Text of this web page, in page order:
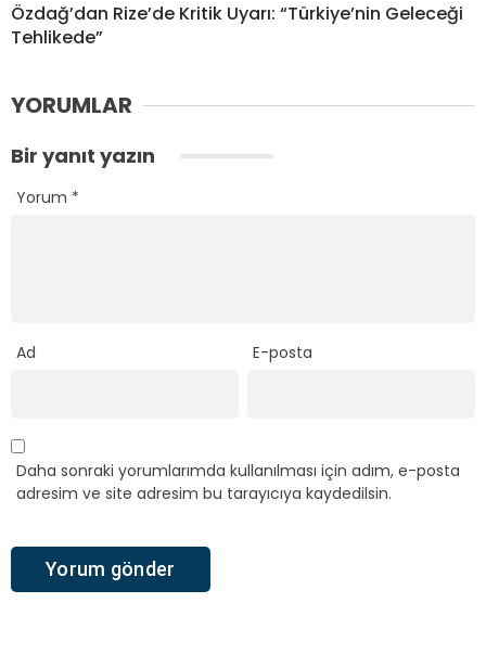
Özdağ’dan Rize’de Kritik Uyarı: “Türkiye’nin Geleceği
Tehlikede”
YORUMLAR
Bir yanıt yazın
Yorum *
Ad E-posta
Daha sonraki yorumlarımda kullanılması için adım, e-posta
adresim ve site adresim bu tarayıcıya kaydedilsin.